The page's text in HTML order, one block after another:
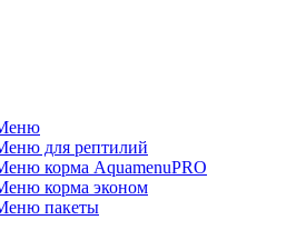
для рептилий
корма AquamenuPRO
корма эконом
пакеты